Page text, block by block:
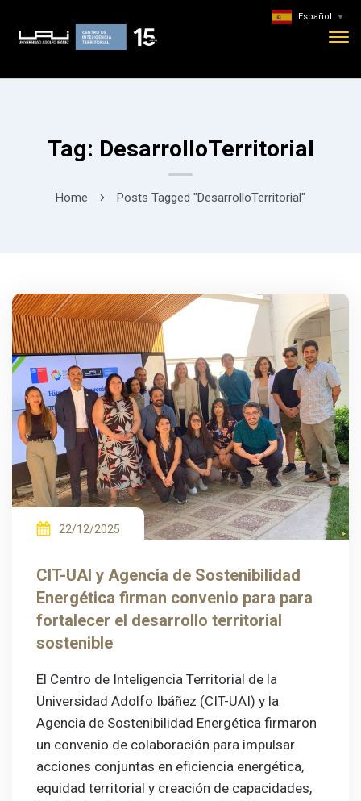
Tag: DesarrolloTerritorial
Home Posts Tagged "DesarrolloTerritorial"
22/12/2025
CIT-UAI y Agencia de Sostenibilidad
Energética firman convenio para para
fortalecer el desarrollo territorial
sostenible
El Centro de Inteligencia Territorial de la
Universidad Adolfo Ibáñez (CIT-UAI) y la
Agencia de Sostenibilidad Energética firmaron
un convenio de colaboración para impulsar
acciones conjuntas en eficiencia energética,
equidad territorial y creación de capacidades,
Español ▼